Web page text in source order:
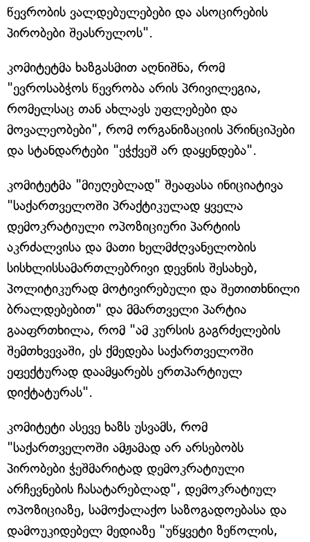
წევრობის ვალდებულებები და ასოცირების
პირობები შეასრულოს".
კომიტეტმა ხაზგასმით აღნიშნა, რომ
"ევროსაბჭოს წევრობა არის პრივილეგია,
რომელსაც თან ახლავს უფლებები და
მოვალეობები", რომ ორგანიზაციის პრინციპები
და სტანდარტები "ეჭქვეშ არ დაყენდება".
კომიტეტმა "მიუღებლად" შეაფასა ინიციატივა
"საქართველოში პრაქტიკულად ყველა
დემოკრატიული ოპოზიციური პარტიის
აკრძალვისა და მათი ხელმძღვანელობის
სისხლისსამართლებრივი დევნის შესახებ,
პოლიტიკურად მოტივირებული და შეთითხნილი
ბრალდებებით" და მმართველი პარტია
გააფრთხილა, რომ "ამ კურსის გაგრძელების
შემთხვევაში, ეს ქმედება საქართველოში
ეფექტურად დაამყარებს ერთპარტიულ
დიქტატურას".
კომიტეტი ასევე ხაზს უსვამს, რომ
"საქართველოში ამჟამად არ არსებობს
პირობები ჭეშმარიტად დემოკრატიული
არჩევნების ჩასატარებლად", დემოკრატიულ
ოპოზიციაზე, სამოქალაქო საზოგადოებასა და
დამოუკიდებელ მედიაზე "უწყვეტი ზეწოლის,